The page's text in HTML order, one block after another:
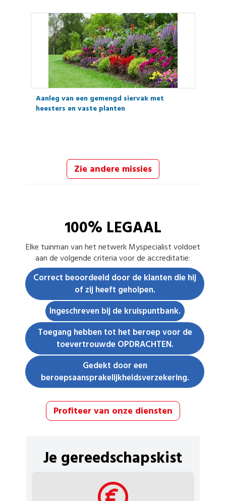
Aanleg van een gemengd siervak met
heesters en vaste planten
Zie andere missies
100% LEGAAL
Elke tuinman van het netwerk Myspecialist voldoet
aan de volgende criteria voor de accreditatie:
Correct beoordeeld door de klanten die hij
of zij heeft geholpen.
Ingeschreven bij de kruispuntbank.
Toegang hebben tot het beroep voor de
toevertrouwde OPDRACHTEN.
Gedekt door een
beroepsaansprakelijkheidsverzekering.
Profiteer van onze diensten
Je gereedschapskist